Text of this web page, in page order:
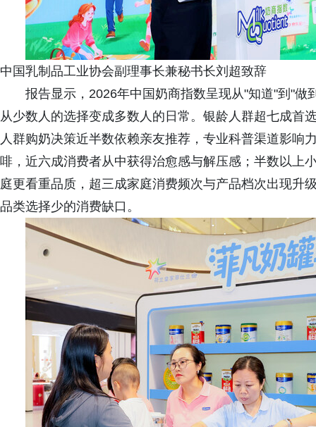
中国乳制品工业协会副理事长兼秘书长刘超致辞
报告显示，2026年中国奶商指数呈现从"知道"到"
从少数人的选择变成多数人的日常。银龄人群超七成首
人群购奶决策近半数依赖亲友推荐，专业科普渠道影响
啡，近六成消费者从中获得治愈感与解压感；半数以上
庭更看重品质，超三成家庭消费频次与产品档次出现升
品类选择少的消费缺口。